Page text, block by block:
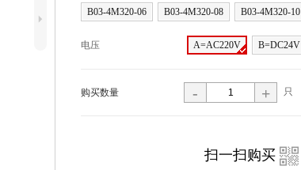
5
B03-4M320-06
B03-4M320-08 B03-4M320-10
电压 A=AC220V B=DC24V
购买数量 - + 只
扫一扫购买 i